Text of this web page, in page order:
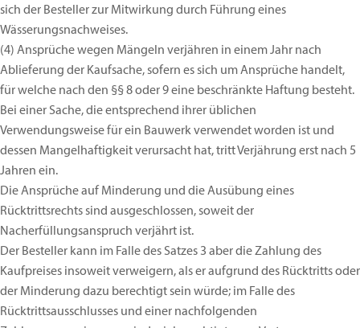
sich der Besteller zur Mitwirkung durch Führung eines
Wässerungsnachweises.
(4) Ansprüche wegen Mängeln verjähren in einem Jahr nach
Ablieferung der Kaufsache, sofern es sich um Ansprüche handelt,
für welche nach den §§ 8 oder 9 eine beschränkte Haftung besteht.
Bei einer Sache, die entsprechend ihrer üblichen
Verwendungsweise für ein Bauwerk verwendet worden ist und
dessen Mangelhaftigkeit verursacht hat, tritt Verjährung erst nach 5
Jahren ein.
Die Ansprüche auf Minderung und die Ausübung eines
Rücktrittsrechts sind ausgeschlossen, soweit der
Nacherfüllungsanspruch verjährt ist.
Der Besteller kann im Falle des Satzes 3 aber die Zahlung des
Kaufpreises insoweit verweigern, als er aufgrund des Rücktritts oder
der Minderung dazu berechtigt sein würde; im Falle des
Rücktrittsausschlusses und einer nachfolgenden